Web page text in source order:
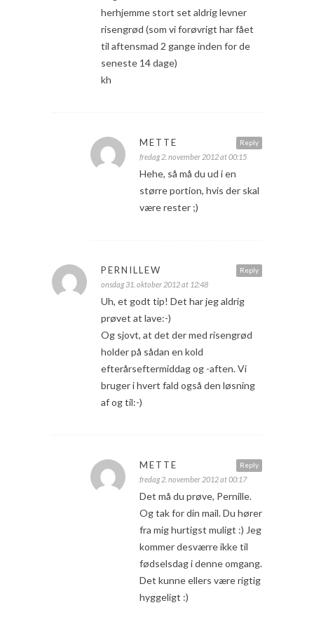
herhjemme stort set aldrig levner
risengrød (som vi forøvrigt har fået
til aftensmad 2 gange inden for de
seneste 14 dage)
kh
Reply
METTE
fredag 2. november 2012 at 00:15
Hehe, så må du ud i en
større portion, hvis der skal
være rester ;)
Reply
PERNILLEW
onsdag 31. oktober 2012 at 12:48
Uh, et godt tip! Det har jeg aldrig
prøvet at lave:-)
Og sjovt, at det der med risengrød
holder på sådan en kold
efterårseftermiddag og -aften. Vi
bruger i hvert fald også den løsning
af og til:-)
Reply
METTE
fredag 2. november 2012 at 00:17
Det må du prøve, Pernille.
Og tak for din mail. Du hører
fra mig hurtigst muligt :) Jeg
kommer desværre ikke til
fødselsdag i denne omgang.
Det kunne ellers være rigtig
hyggeligt :)